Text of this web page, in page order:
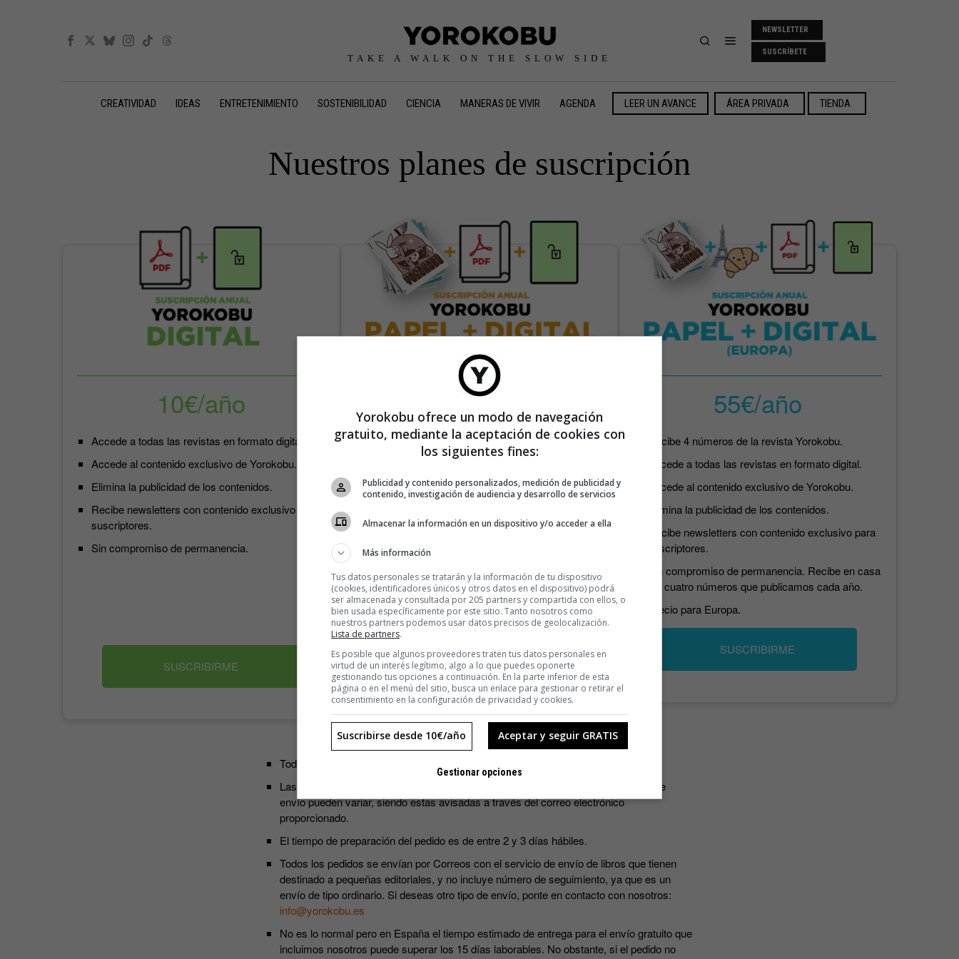
TAKE A WALK ON THE SLOW SIDE
NEWSLETTER
SUSCRÍBETE
CREATIVIDAD IDEAS ENTRETENIMIENTO SOSTENIBILIDAD CIENCIA MANERAS DE VIVIR AGENDA LEER UN AVANCE ÁREA PRIVADA TIENDA
Nuestros planes de suscripción
10€/año
Accede a todas las revistas en formato digital.
Accede al contenido exclusivo de Yorokobu.
Elimina la publicidad de los contenidos.
Recibe newsletters con contenido exclusivo para
suscriptores.
Sin compromiso de permanencia.
SUSCRIBIRME
35€/año
Recibe 4 números de la revista Yorokobu.
Accede a todas las revistas en formato digital.
Accede al contenido exclusivo de Yorokobu.
Recibe newsletters con contenido exclusivo para
suscriptores.
Sin compromiso de permanencia. Recibe en casa
los cuatro números que publicamos cada año.
Precio para la península y Baleares.
SUSCRIBIRME
55€/año
Recibe 4 números de la revista Yorokobu.
Accede a todas las revistas en formato digital.
Accede al contenido exclusivo de Yorokobu.
Elimina la publicidad de los contenidos.
Recibe newsletters con contenido exclusivo para
suscriptores.
Sin compromiso de permanencia. Recibe en casa
los cuatro números que publicamos cada año.
Precio para Europa.
SUSCRIBIRME
Todos los precios incluyen IVA.
Las suscripciones incluyen los cuatro números que se editan al año. Las fechas de
envío pueden variar, siendo estas avisadas a través del correo electrónico
proporcionado.
El tiempo de preparación del pedido es de entre 2 y 3 días hábiles.
Todos los pedidos se envían por Correos con el servicio de envío de libros que tienen
destinado a pequeñas editoriales, y no incluye número de seguimiento, ya que es un
envío de tipo ordinario. Si deseas otro tipo de envío, ponte en contacto con nosotros:
info@yorokobu.es
No es lo normal pero en España el tiempo estimado de entrega para el envío gratuito que
incluimos nosotros puede superar los 15 días laborables. No obstante, si el pedido no
Yorokobu ofrece un modo de navegación
gratuito, mediante la aceptación de cookies con
los siguientes fines:
Publicidad y contenido personalizados, medición de publicidad y
contenido, investigación de audiencia y desarrollo de servicios
Almacenar la información en un dispositivo y/o acceder a ella
Más información
Tus datos personales se tratarán y la información de tu dispositivo
(cookies, identificadores únicos y otros datos en el dispositivo) podrá
ser almacenada y consultada por 205 partners y compartida con ellos, o
bien usada específicamente por este sitio. Tanto nosotros como
nuestros partners podemos usar datos precisos de geolocalización.
Lista de partners.
Es posible que algunos proveedores traten tus datos personales en
virtud de un interés legítimo, algo a lo que puedes oponerte
gestionando tus opciones a continuación. En la parte inferior de esta
página o en el menú del sitio, busca un enlace para gestionar o retirar el
consentimiento en la configuración de privacidad y cookies.
Aceptar y seguir GRATIS
Suscribirse desde 10€/año
Gestionar opciones